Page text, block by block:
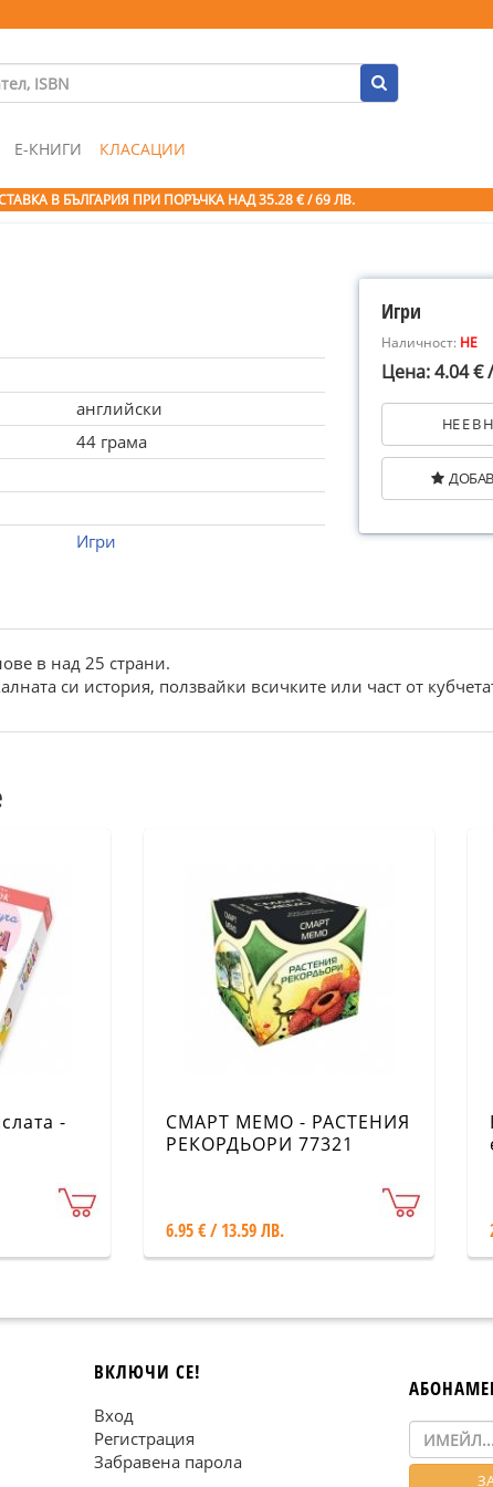
Е-КНИГИ КЛАСАЦИИ
В БЪЛГАРИЯ ПРИ ПОРЪЧКА НАД 35.28 € / 69 ЛВ.
английски
44 грама
Игри
Игри
Наличност: НЕ
Цена: 4.04 €
НЕ Е В
в над 25 страни.
си история, ползвайки всичките или част от
-
СМАРТ МЕМО - РАСТЕНИЯ
РЕКОРДЬОРИ 77321
6.95 € / 13.59 ЛВ.
ВКЛЮЧИ СЕ!
Вход
Регистрация
Забравена парола